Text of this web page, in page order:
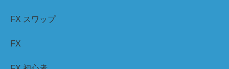
FX スワップ
FX